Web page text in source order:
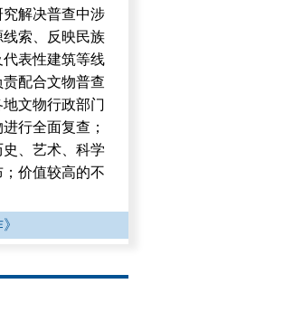
解决普查中涉
索、反映民族
表性建筑等线
配合文物普查
文物行政部门
行全面复查；
、艺术、科学
价值较高的不
动文物要加大
报告当地文物
除险情隐患，